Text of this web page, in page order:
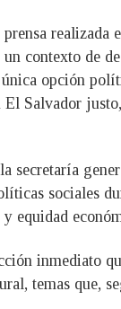
prensa
contexto de
opción
El Salvador
secretaría
sociales
y equidad
inmediato
temas que,